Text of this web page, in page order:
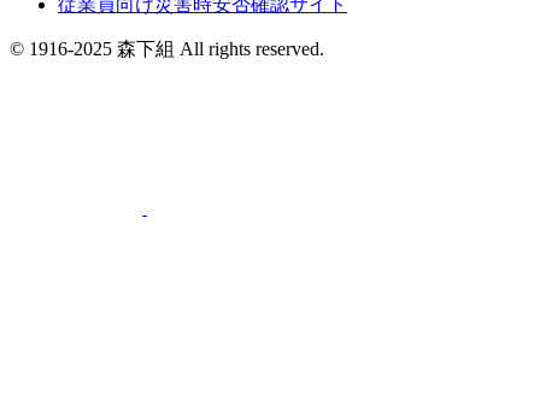
従業員向け災害時安否確認サイト
© 1916-2025 森下組 All rights reserved.